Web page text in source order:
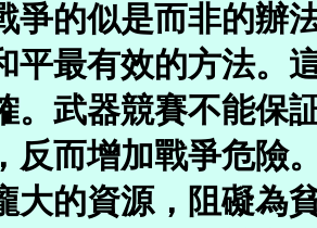
爭的似是而非的辦
平最有效的方法。
。武器競賽不能保
反而增加戰爭危險
大的資源，阻礙為